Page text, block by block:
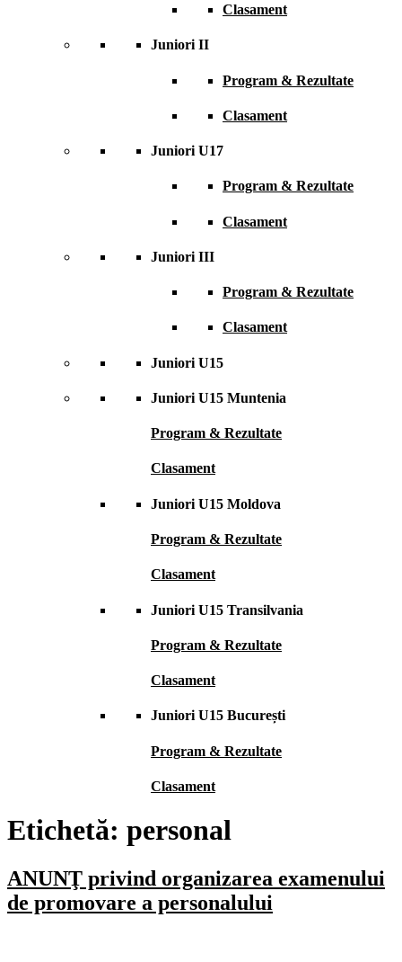
Clasament
Juniori II
Program & Rezultate
Clasament
Juniori U17
Program & Rezultate
Clasament
Juniori III
Program & Rezultate
Clasament
Juniori U15
Juniori U15 Muntenia
Program & Rezultate
Clasament
Juniori U15 Moldova
Program & Rezultate
Clasament
Juniori U15 Transilvania
Program & Rezultate
Clasament
Juniori U15 București
Program & Rezultate
Clasament
Etichetă: personal
ANUNŢ privind organizarea examenului
de promovare a personalului